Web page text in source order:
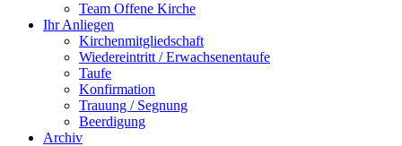
Team Offene Kirche
Ihr Anliegen
Kirchenmitgliedschaft
Wiedereintritt / Erwachsenentaufe
Taufe
Konfirmation
Trauung / Segnung
Beerdigung
Archiv